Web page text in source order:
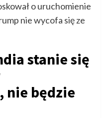
o uruchomienie
nie wycofa się ze
stanie się
nie będzie